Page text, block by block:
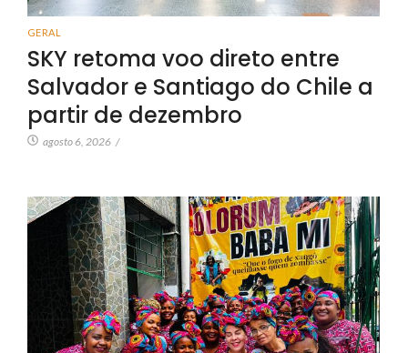
GERAL
SKY retoma voo direto entre
Salvador e Santiago do Chile a
partir de dezembro
agosto 6, 2026 /